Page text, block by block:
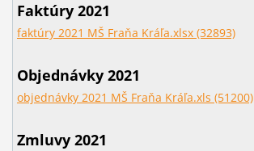
Faktúry 2021
faktúry 2021 MŠ Fraňa Kráľa.xlsx (32893)
Objednávky 2021
objednávky 2021 MŠ Fraňa Kráľa.xls (51200)
Zmluvy 2021